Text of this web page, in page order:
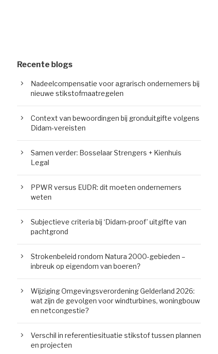
Recente blogs
Nadeelcompensatie voor agrarisch ondernemers bij
nieuwe stikstofmaatregelen
Context van bewoordingen bij gronduitgifte volgens
Didam-vereisten
Samen verder: Bosselaar Strengers + Kienhuis
Legal
PPWR versus EUDR: dit moeten ondernemers
weten
Subjectieve criteria bij ‘Didam-proof’ uitgifte van
pachtgrond
Strokenbeleid rondom Natura 2000-gebieden –
inbreuk op eigendom van boeren?
Wijziging Omgevingsverordening Gelderland 2026:
wat zijn de gevolgen voor windturbines, woningbouw
en netcongestie?
Verschil in referentiesituatie stikstof tussen plannen
en projecten